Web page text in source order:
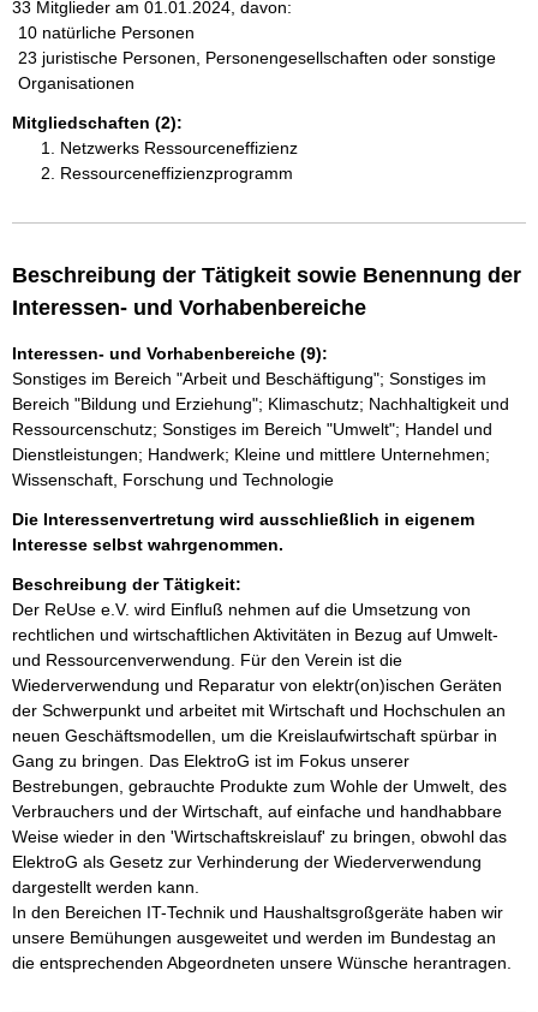
33 Mitglieder am 01.01.2024, davon:
10 natürliche Personen
23 juristische Personen, Personengesellschaften oder sonstige
Organisationen
Mitgliedschaften (2):
Netzwerks Ressourceneffizienz
Ressourceneffizienzprogramm
Beschreibung der Tätigkeit sowie Benennung der
Interessen- und Vorhabenbereiche
Interessen- und Vorhabenbereiche (9):
Sonstiges im Bereich "Arbeit und Beschäftigung"; Sonstiges im
Bereich "Bildung und Erziehung"; Klimaschutz; Nachhaltigkeit und
Ressourcenschutz; Sonstiges im Bereich "Umwelt"; Handel und
Dienstleistungen; Handwerk; Kleine und mittlere Unternehmen;
Wissenschaft, Forschung und Technologie
Die Interessenvertretung wird ausschließlich in eigenem
Interesse selbst wahrgenommen.
Beschreibung der Tätigkeit:
Der ReUse e.V. wird Einfluß nehmen auf die Umsetzung von
rechtlichen und wirtschaftlichen Aktivitäten in Bezug auf Umwelt-
und Ressourcenverwendung. Für den Verein ist die
Wiederverwendung und Reparatur von elektr(on)ischen Geräten
der Schwerpunkt und arbeitet mit Wirtschaft und Hochschulen an
neuen Geschäftsmodellen, um die Kreislaufwirtschaft spürbar in
Gang zu bringen. Das ElektroG ist im Fokus unserer
Bestrebungen, gebrauchte Produkte zum Wohle der Umwelt, des
Verbrauchers und der Wirtschaft, auf einfache und handhabbare
Weise wieder in den 'Wirtschaftskreislauf' zu bringen, obwohl das
ElektroG als Gesetz zur Verhinderung der Wiederverwendung
dargestellt werden kann.
In den Bereichen IT-Technik und Haushaltsgroßgeräte haben wir
unsere Bemühungen ausgeweitet und werden im Bundestag an
die entsprechenden Abgeordneten unsere Wünsche herantragen.